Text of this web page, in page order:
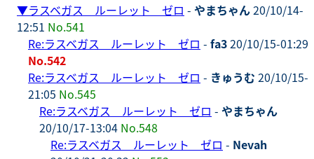
▼ラスベガス ルーレット ゼロ - やまちゃん20/10/14-
12:51 No.541
Re:ラスベガス ルーレット ゼロ - fa320/10/15-01:29
No.542
Re:ラスベガス ルーレット ゼロ - きゅうむ 20/10/15-
21:05 No.545
Re:ラスベガス ルーレット ゼロ - やまちゃん
20/10/17-13:04 No.548
Re:ラスベガス ルーレット ゼロ - Nevah